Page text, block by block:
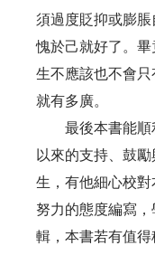
須過度貶抑或膨
愧於己就好了。
生不應該也不會
就有多廣。
最後本書能順
以來的支持、鼓
生，有他細心校
努力的態度編寫
輯，本書若有值得